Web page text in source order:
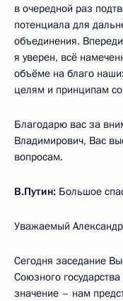
в очередной раз
потенциала для
объединения.
я уверен, всё
объёме на благо
целям и принципам
Благодарю вас за
Владимирович, Вас
вопросам.
В.Путин: Большое
Уважаемый
Сегодня заседание
Союзного
значение – нам